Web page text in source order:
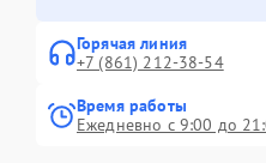
Горячая линия
+7 (861) 212-38-54
Время работы
Ежедневно с 9:00 до